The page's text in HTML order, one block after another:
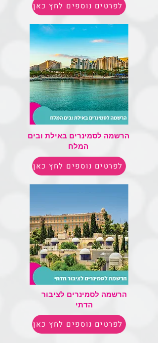
לפרטים נוספים לחץ כאן
הרשמה לסמינרים באילת ובים
המלח
לפרטים נוספים לחץ כאן
הרשמה לסמינרים לציבור
הדתי
לפרטים נוספים לחץ כאן